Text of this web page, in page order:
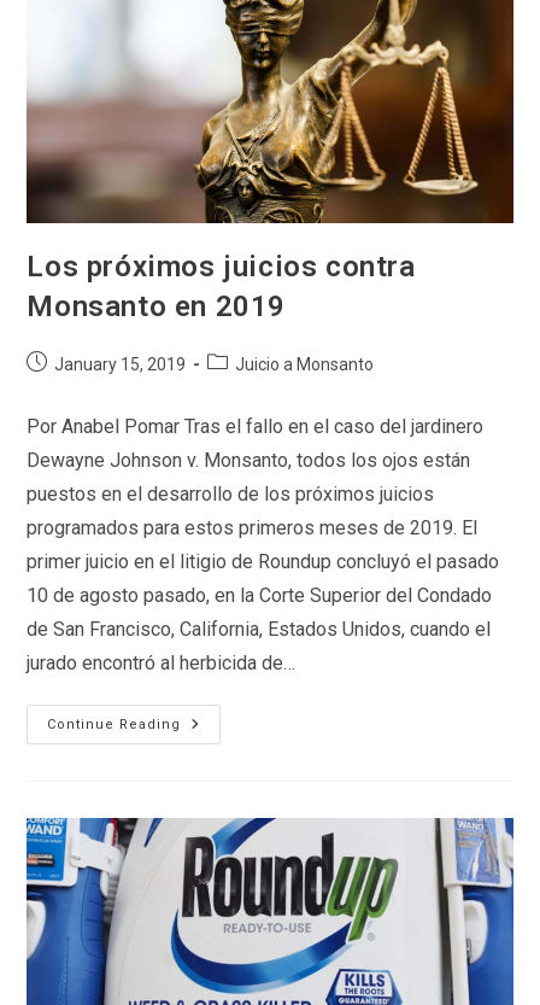
Reuters,
Información
Desacreditar
A
Un
Investigador
De
La
IARC
Los próximos juicios contra
Monsanto en 2019
PostJanuary 15, 2019
PostJuicio a Monsanto
Por Anabel Pomar Tras el fallo en el caso del jardinero
Dewayne Johnson v. Monsanto, todos los ojos están
puestos en el desarrollo de los próximos juicios
programados para estos primeros meses de 2019. El
primer juicio en el litigio de Roundup concluyó el pasado
10 de agosto pasado, en la Corte Superior del Condado
de San Francisco, California, Estados Unidos, cuando el
jurado encontró al herbicida de…
Continue Reading
Los
Próximos
2019